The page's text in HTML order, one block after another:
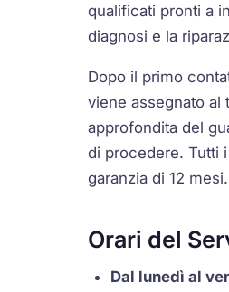
qualificati pronti a
diagnosi e la
Dopo il primo
viene assegnato al
approfondita del
di procedere. Tutti
garanzia di 12 mesi.
Orari del
Dal lunedì al